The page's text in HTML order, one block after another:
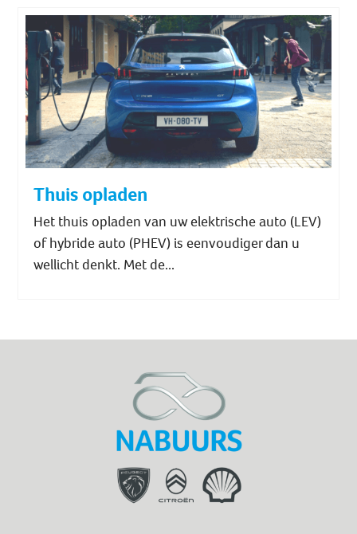
Thuis opladen
Het thuis opladen van uw elektrische auto (LEV)
of hybride auto (PHEV) is eenvoudiger dan u
wellicht denkt. Met de...